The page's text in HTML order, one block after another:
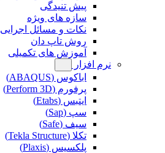
پیش تنیدگی
سازه های ویژه
نکات و مسائل اجرایی
روش تاپ دان
آموزش های تکمیلی
نرم افزار
اباکوس (ABAQUS)
پرفورم (Perform 3D)
ایتبس (Etabs)
سپ (Sap)
سیف (Safe)
تکلا (Tekla Structure)
پلکسیس (Plaxis)